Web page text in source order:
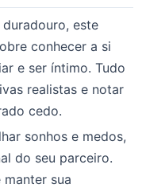
este
conhecer a si
e ser íntimo. Tudo
realistas e notar
cedo.
sonhos e medos,
do seu parceiro.
sua